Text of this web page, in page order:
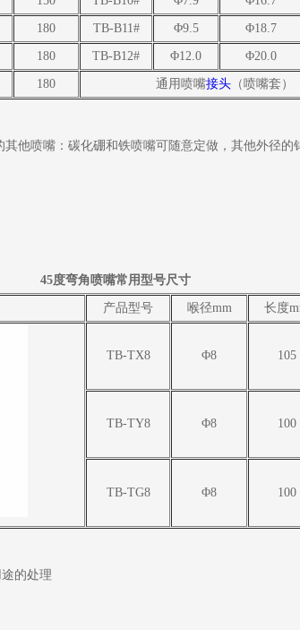
180 TB-B11# Φ9.5 Φ18.7
180 TB-B12# Φ12.0 Φ20.0
180 通用喷嘴接头 （喷嘴套）
他喷嘴：碳化硼和铁喷嘴可随意定做，其他外径的
45度弯角喷嘴常用型号尺寸
产品型号 喉径mm 长度
TB-TX8 Φ8 105
TB-TY8 Φ8 100
TB-TG8 Φ8 100
的处理